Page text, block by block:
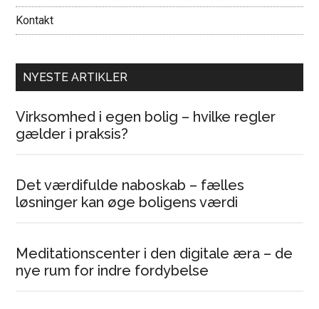
Kontakt
NYESTE ARTIKLER
Virksomhed i egen bolig – hvilke regler
gælder i praksis?
Det værdifulde naboskab – fælles
løsninger kan øge boligens værdi
Meditationscenter i den digitale æra – de
nye rum for indre fordybelse